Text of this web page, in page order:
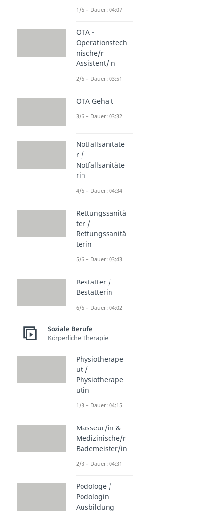
1/6 – Dauer: 04:07
OTA -
Operationstech
nische/r
Assistent/in
2/6 – Dauer: 03:51
OTA Gehalt
3/6 – Dauer: 03:32
Notfallsanitäte
r /
Notfallsanitäte
rin
4/6 – Dauer: 04:34
Rettungssanitä
ter /
Rettungssanitä
terin
5/6 – Dauer: 03:43
Bestatter /
Bestatterin
6/6 – Dauer: 04:02
Soziale Berufe
Körperliche Therapie
Physiotherape
ut /
Physiotherape
utin
1/3 – Dauer: 04:15
Masseur/in &
Medizinische/r
Bademeister/in
2/3 – Dauer: 04:31
Podologe /
Podologin
Ausbildung